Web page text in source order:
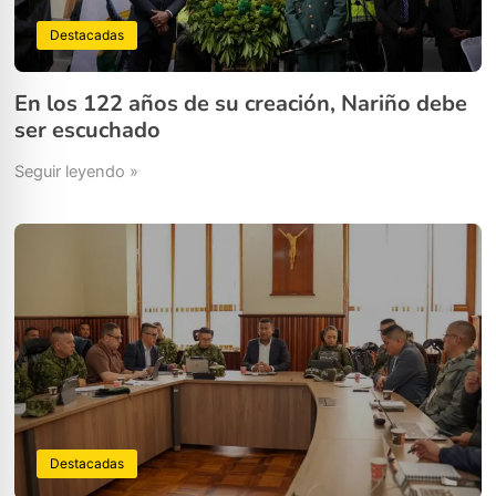
Destacadas
En los 122 años de su creación, Nariño debe
ser escuchado
Seguir leyendo »
Destacadas